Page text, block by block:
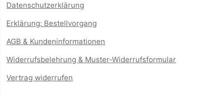
Datenschutzerklärung
Erklärung: Bestellvorgang
AGB & Kundeninformationen
Widerrufsbelehrung & Muster-Widerrufsformular
Vertrag widerrufen